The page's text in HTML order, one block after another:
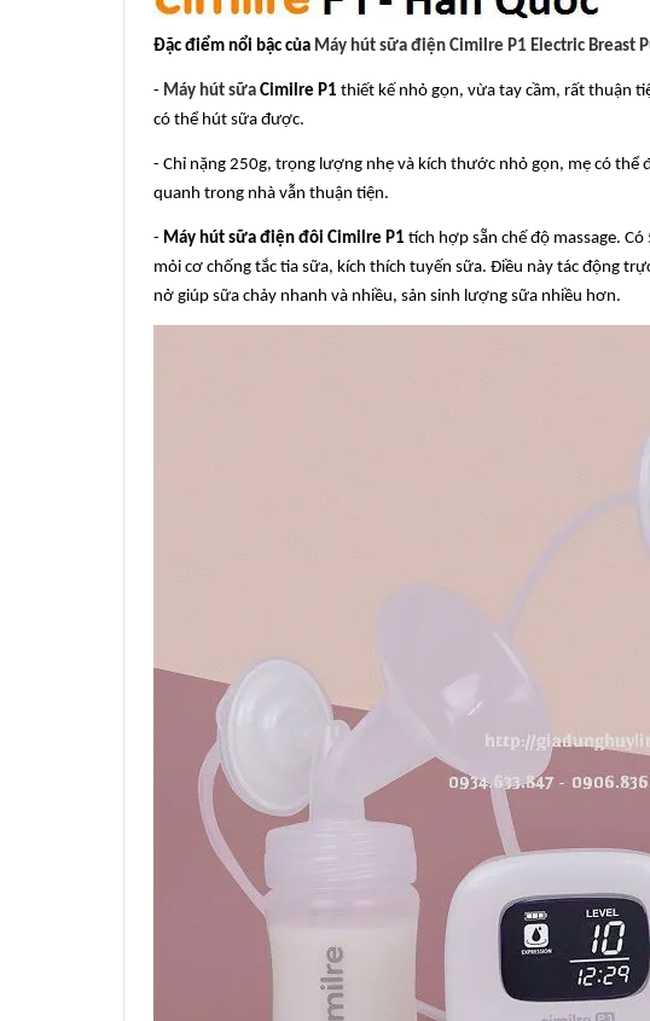
Đặc điểm nổi bậc của Máy hút sữa điện Cimilre P1 Electric Breast
- Máy hút sữa Cimilre P1 thiết kế nhỏ gọn, vừa tay cầm, rất thuận
có thể hút sữa được.
- Chỉ nặng 250g, trọng lượng nhẹ và kích thước nhỏ gọn, mẹ có thể
quanh trong nhà vẫn thuận tiện.
- Máy hút sữa điện đôi Cimilre P1 tích hợp sẵn chế độ massage.
mỏi cơ chống tắc tia sữa, kích thích tuyến sữa. Điều này tác động
nở giúp sữa chảy nhanh và nhiều, sản sinh lượng sữa nhiều hơn.